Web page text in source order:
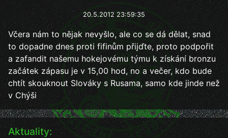
Aktuality:
20.5.2012 23:59:35
Včera nám to nějak nevyšlo, ale co se dá dělat, snad
to dopadne dnes proti fifinům přijďte, proto podpořit
a zafandit našemu hokejovému týmu k získání bronzu
začátek zápasu je v 15,00 hod, no a večer, kdo bude
chtít skouknout Slováky s Rusama, samo kde jinde než
v Chýši